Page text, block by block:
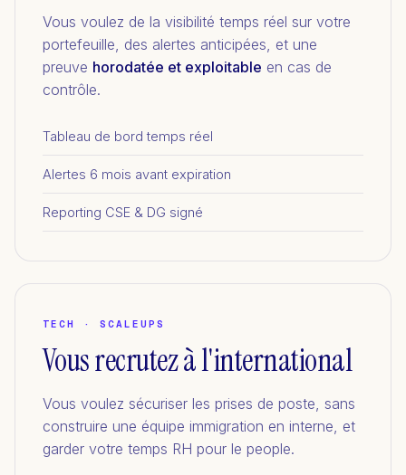
Vous voulez de la visibilité temps réel sur votre
portefeuille, des alertes anticipées, et une
preuve horodatée et exploitable en cas de
contrôle.
Tableau de bord temps réel
Alertes 6 mois avant expiration
Reporting CSE & DG signé
TECH · SCALEUPS
Vous recrutez à l'international
Vous voulez sécuriser les prises de poste, sans
construire une équipe immigration en interne, et
garder votre temps RH pour le people.